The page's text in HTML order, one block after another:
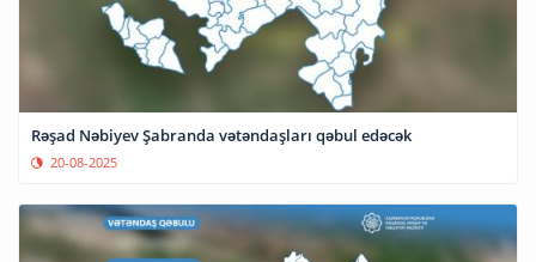
Rəşad Nəbiyev Şabranda vətəndaşları qəbul edəcək
20-08-2025